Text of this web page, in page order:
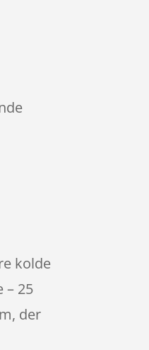
kolde
– 25
der